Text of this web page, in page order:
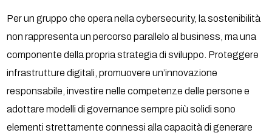
Per un gruppo che opera nella cybersecurity, la sostenibilità
non rappresenta un percorso parallelo al business, ma una
componente della propria strategia di sviluppo. Proteggere
infrastrutture digitali, promuovere un’innovazione
responsabile, investire nelle competenze delle persone e
adottare modelli di governance sempre più solidi sono
elementi strettamente connessi alla capacità di generare